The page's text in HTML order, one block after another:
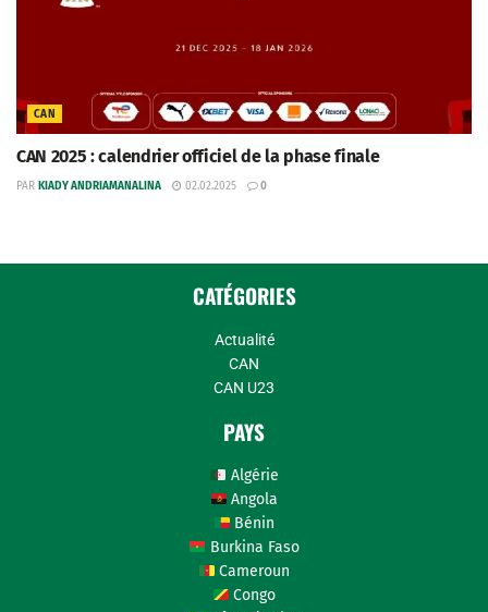
CAN
CAN 2025 : calendrier officiel de la phase finale
PAR KIADY ANDRIAMANALINA 02.02.2025 0
CATÉGORIES
Actualité
CAN
CAN U23
PAYS
Algérie
Angola
Bénin
Burkina Faso
Cameroun
Congo